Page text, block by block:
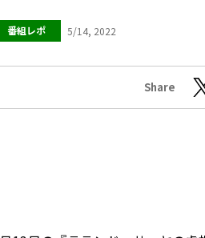
番組レポ 5/14, 2022
Share